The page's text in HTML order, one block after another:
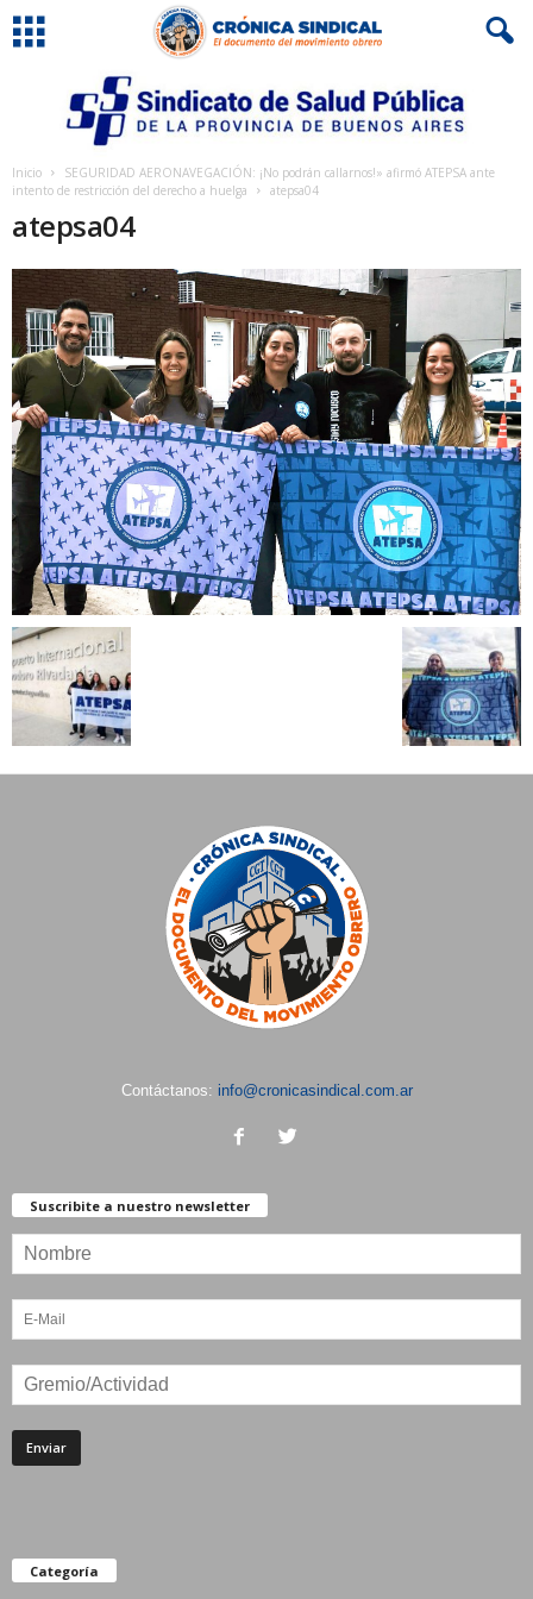
Inicio
SEGURIDAD AERONAVEGACIÓN: ¡No podrán callarnos!» afirmó ATEPSA ante
intento de restricción del derecho a huelga
atepsa04
atepsa04
Contáctanos: info@cronicasindical.com.ar
Suscribite a nuestro newsletter
Categoría